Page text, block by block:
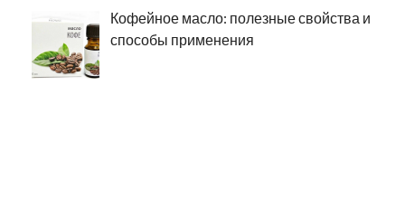
Кофейное масло: полезные свойства и
способы применения